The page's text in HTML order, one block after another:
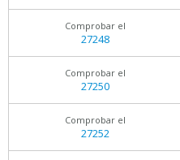
Comprobar el
27248
Comprobar el
27250
Comprobar el
27252